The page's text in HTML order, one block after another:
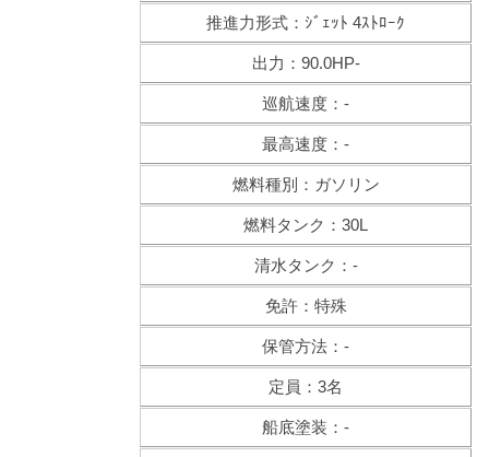
推進力形式：ｼﾞｪｯﾄ 4ｽﾄﾛｰｸ
出力：90.0HP-
巡航速度：-
最高速度：-
燃料種別：ガソリン
燃料タンク：30L
清水タンク：-
免許：特殊
保管方法：-
定員：3名
船底塗装：-